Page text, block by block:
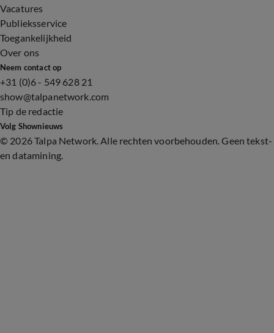
Vacatures
Publieksservice
Toegankelijkheid
Over ons
Neem contact op
+31 (0)6 - 549 628 21
show@talpanetwork.com
Tip de redactie
Volg Shownieuws
© 2026 Talpa Network. Alle rechten voorbehouden. Geen tekst-
en datamining.